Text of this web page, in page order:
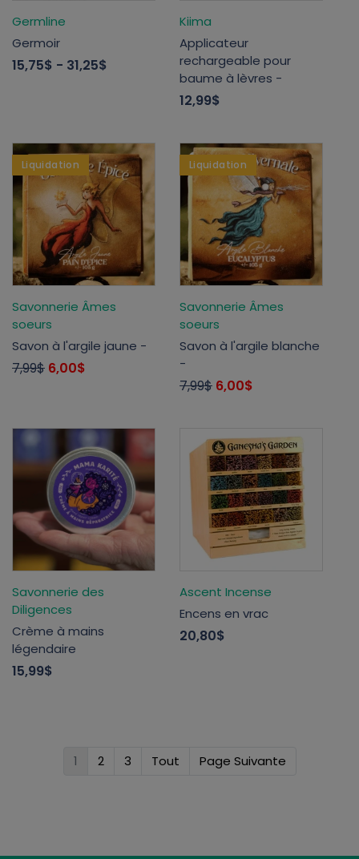
Germline
Germoir
15,75$ - 31,25$
Kiima
Applicateur
rechargeable pour
baume à lèvres -
12,99$
Liquidation
Savonnerie Âmes
soeurs
Savon à l'argile jaune -
7,99$ 6,00$
Liquidation
Savonnerie Âmes
soeurs
Savon à l'argile blanche
-
7,99$ 6,00$
Savonnerie des
Diligences
Crème à mains
légendaire
15,99$
Ascent Incense
Encens en vrac
20,80$
1 2 3 Tout Page Suivante